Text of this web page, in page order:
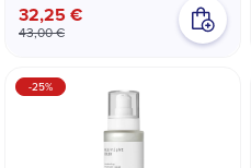
32,25 €
43,00 €
-25%